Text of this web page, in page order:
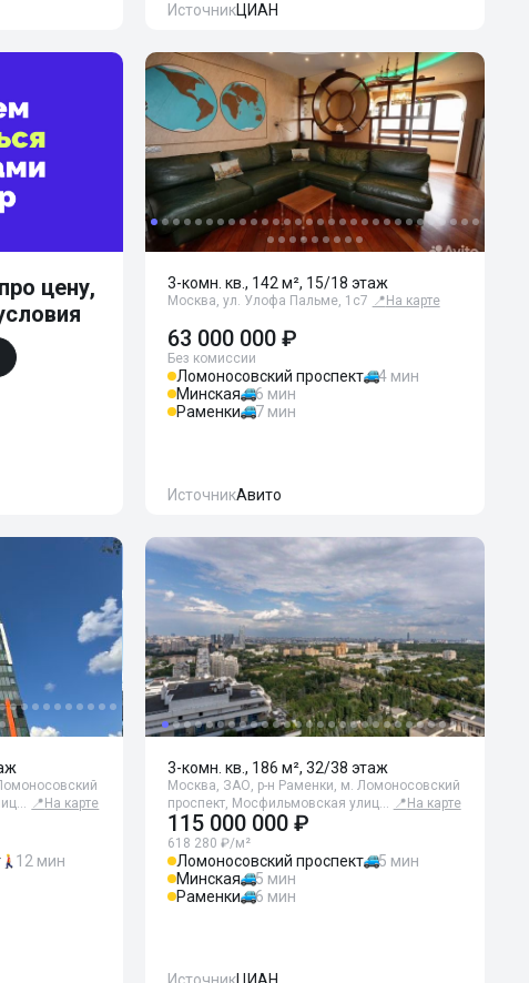
ИсточникЦИАН
цену,
3-комн. кв., 142 м², 15/18 этаж
Москва, ул. Улофа Пальме, 1с7 📍 На карте
63 000 000 ₽
Без комиссии
Ломоносовский проспект
4 мин
Минская
6 мин
Раменки
7 мин
ИсточникАвито
📍 На карте
12 мин
3-комн. кв., 186 м², 32/38 этаж
Москва, ЗАО, р-н Раменки, м. Ломоносовский
проспект, Мосфильмовская улиц… 📍 На карте
115 000 000 ₽
618 280 ₽/м²
Ломоносовский проспект
5 мин
Минская
5 мин
Раменки
6 мин